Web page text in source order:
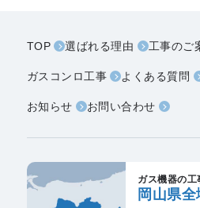
TOP 選ばれる理由 工事のご
ガスコンロ工事 よくある質問
お知らせ お問い合わせ
ガス機器の工
岡山県全